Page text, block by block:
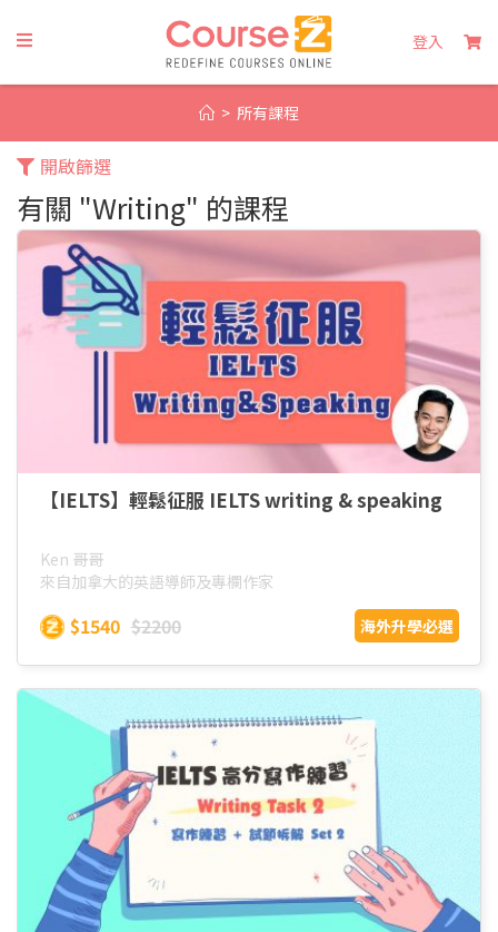
content
登入
> 所有課程
開啟篩選
有關 "Writing" 的課程
【IELTS】輕鬆征服 IELTS writing & speaking
Ken 哥哥
來自加拿大的英語導師及專欄作家
$1540 $2200 海外升學必選